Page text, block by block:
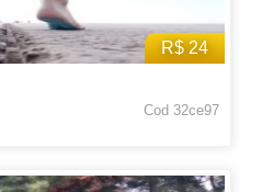
R$ 24
Cod 32ce97